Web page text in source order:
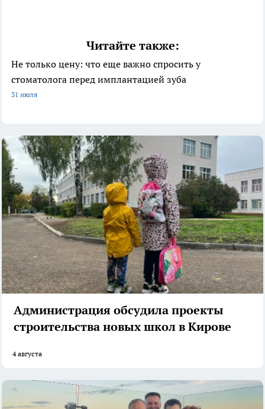
Читайте также:
Не только цену: что еще важно спросить у
стоматолога перед имплантацией зуба
31 июля
Администрация обсудила проекты
строительства новых школ в Кирове
4 августа